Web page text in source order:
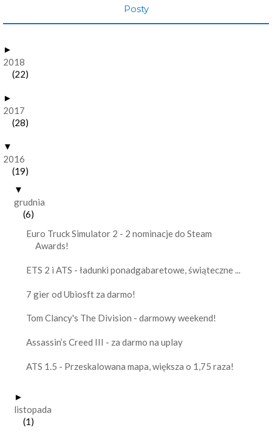
Posty
►
2018
(22)
►
2017
(28)
▼
2016
(19)
▼
grudnia
(6)
Euro Truck Simulator 2 - 2 nominacje do Steam
Awards!
ETS 2 i ATS - ładunki ponadgabaretowe, świąteczne ...
7 gier od Ubiosft za darmo!
Tom Clancy's The Division - darmowy weekend!
Assassin’s Creed III - za darmo na uplay
ATS 1.5 - Przeskalowana mapa, większa o 1,75 raza!
►
listopada
(1)